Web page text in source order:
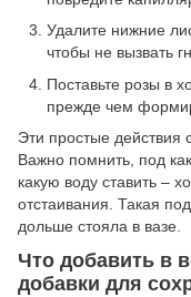
Удалите нижние
чтобы не вызвать
Поставьте розы в
прежде чем
Эти простые действия
Важно помнить, под
какую воду ставить –
отстаивания. Такая
дольше стояла в вазе.
Что добавить в
добавки для